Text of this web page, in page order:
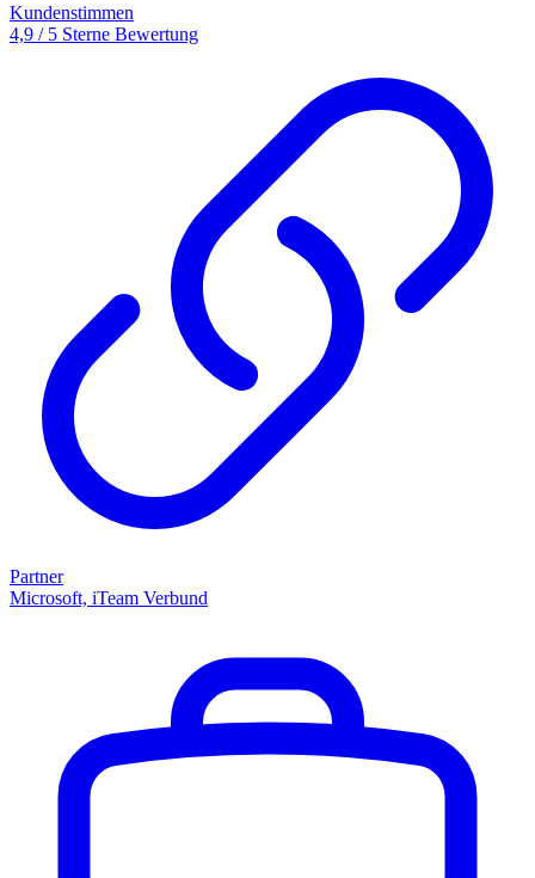
Kundenstimmen
4,9 / 5 Sterne Bewertung
Partner
Microsoft, iTeam Verbund